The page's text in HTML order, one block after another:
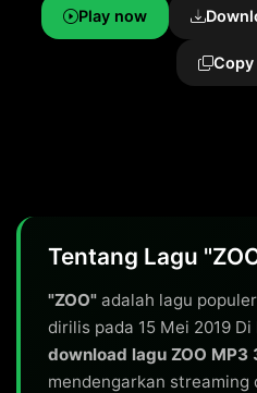
Play now
Copy
Tentang Lagu
"ZOO" adalah lagu
dirilis pada 15 Mei 2019
download lagu ZOO MP3
mendengarkan